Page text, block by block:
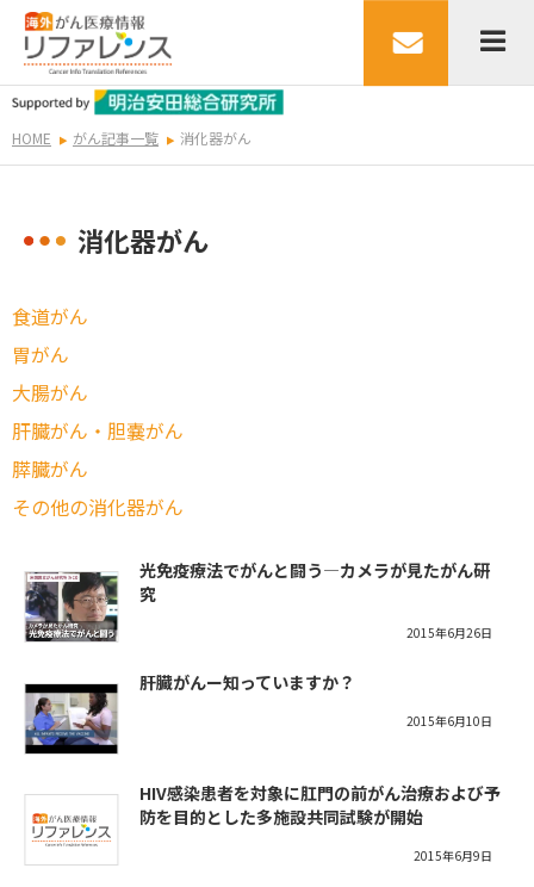
HOME がん記事一覧 消化器がん
消化器がん
食道がん
胃がん
大腸がん
肝臓がん・胆嚢がん
膵臓がん
その他の消化器がん
光免疫療法でがんと闘う―カメラが見たがん研
究
2015年6月26日
肝臓がんー知っていますか？
2015年6月10日
HIV感染患者を対象に肛門の前がん治療および予
防を目的とした多施設共同試験が開始
2015年6月9日